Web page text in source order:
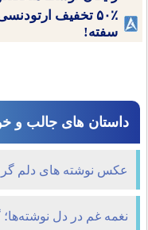
۵۰٪ تخفیف
سفته!
داستان های جالب و
عکس نوشته های دلم
نغمه غم در دل